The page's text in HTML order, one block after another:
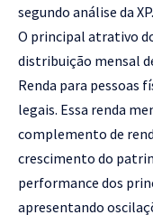
segundo análise da XP.
O principal atrativo
distribuição mensal
Renda para pessoas
legais. Essa renda
complemento de
crescimento do
performance dos
apresentando